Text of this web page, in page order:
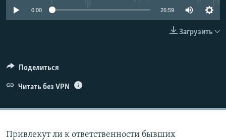
ПОБЕДИТЕЛЕЙ НЕ СУДЯТ?
УКРАИНСКАЯ ПРОБЛЕМА КРЫМА
ПРИСОЕДИНЯЙТЕСЬ!
0:00 26:59
Загрузить
Поделиться
Читать без VPN
Привлекут ли к ответственности бывших